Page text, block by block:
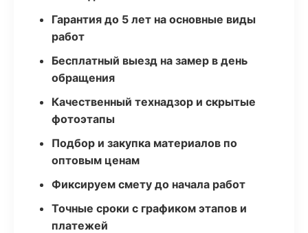
Гарантия до 5 лет на основные виды
работ
Бесплатный выезд на замер в день
обращения
Качественный технадзор и скрытые
фотоэтапы
Подбор и закупка материалов по
оптовым ценам
Фиксируем смету до начала работ
Точные сроки с графиком этапов и
платежей